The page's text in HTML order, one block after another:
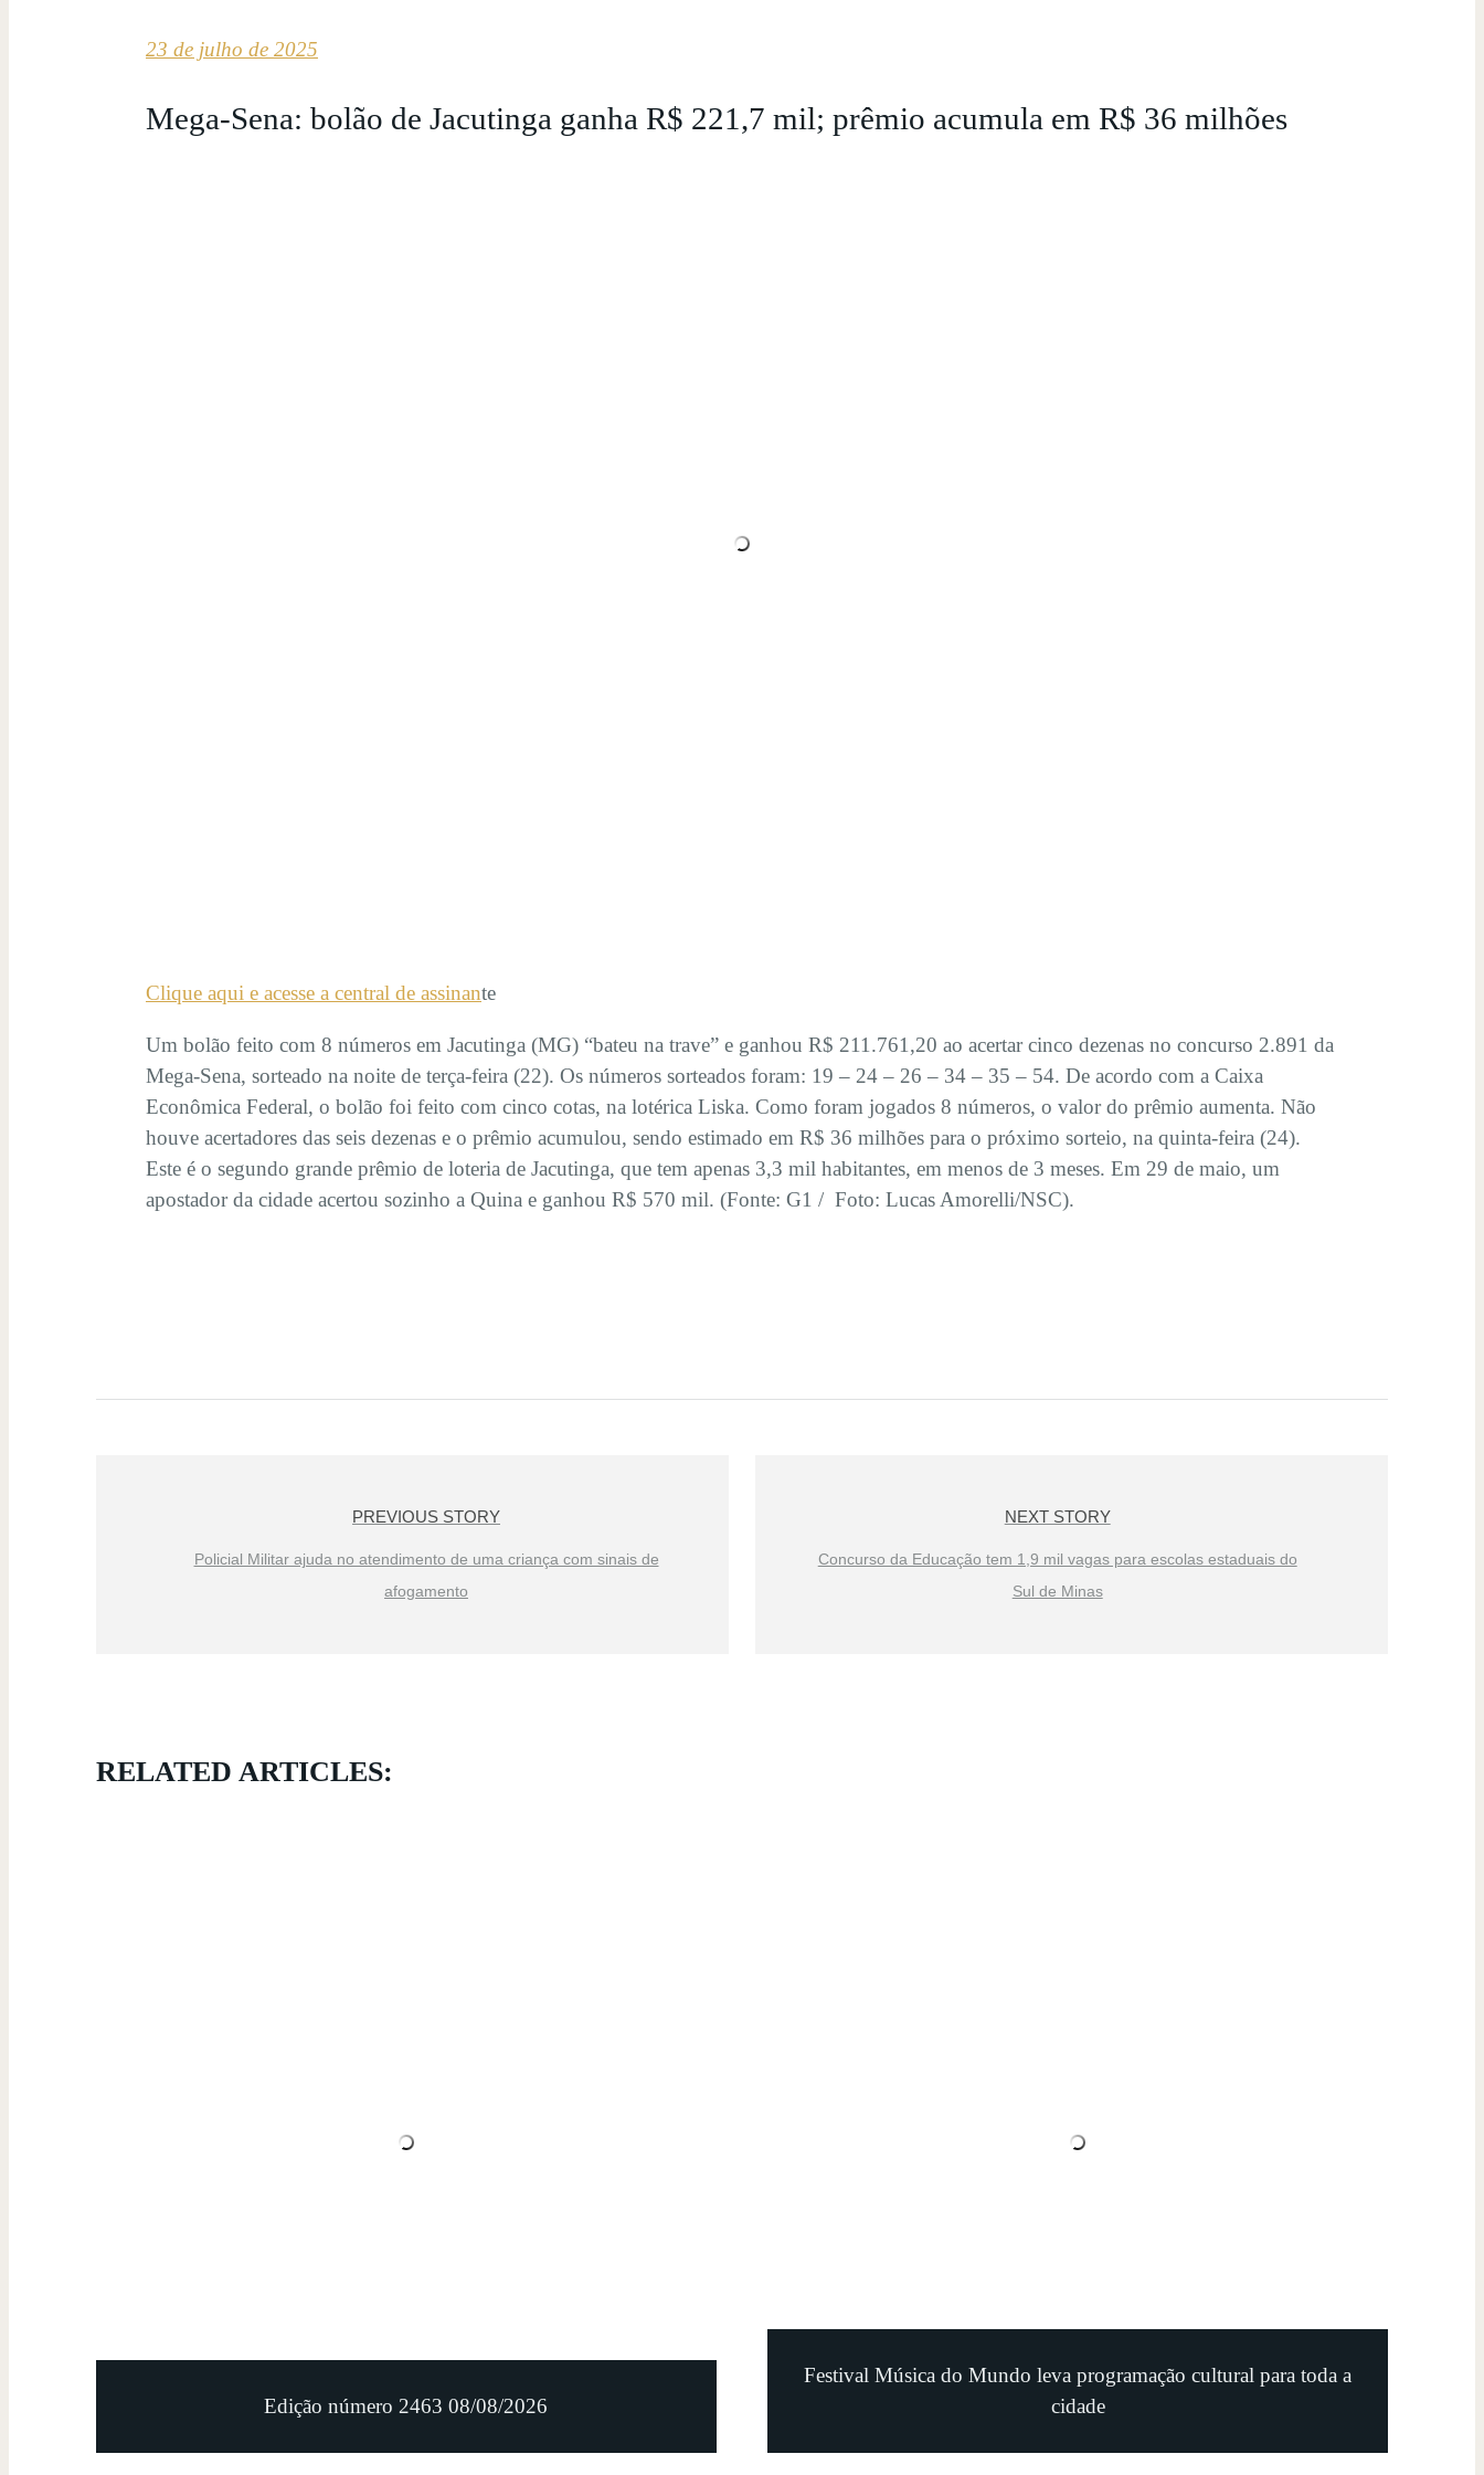
23 de julho de 2025
Mega-Sena: bolão de Jacutinga ganha R$ 221,7 mil; prêmio acumula em R$ 36 milhões
Clique aqui e acesse a central de assinante
Um bolão feito com 8 números em Jacutinga (MG) “bateu na trave” e ganhou R$ 211.761,20 ao acertar cinco dezenas no concurso 2.891 da
Mega-Sena, sorteado na noite de terça-feira (22). Os números sorteados foram: 19 – 24 – 26 – 34 – 35 – 54. De acordo com a Caixa
Econômica Federal, o bolão foi feito com cinco cotas, na lotérica Liska. Como foram jogados 8 números, o valor do prêmio aumenta. Não
houve acertadores das seis dezenas e o prêmio acumulou, sendo estimado em R$ 36 milhões para o próximo sorteio, na quinta-feira (24).
Este é o segundo grande prêmio de loteria de Jacutinga, que tem apenas 3,3 mil habitantes, em menos de 3 meses. Em 29 de maio, um
apostador da cidade acertou sozinho a Quina e ganhou R$ 570 mil. (Fonte: G1 / Foto: Lucas Amorelli/NSC).
PREVIOUS STORY
Policial Militar ajuda no atendimento de uma criança com sinais de
afogamento
NEXT STORY
Concurso da Educação tem 1,9 mil vagas para escolas estaduais do
Sul de Minas
RELATED ARTICLES:
Edição número 2463 08/08/2026
Festival Música do Mundo leva programação cultural para toda a
cidade